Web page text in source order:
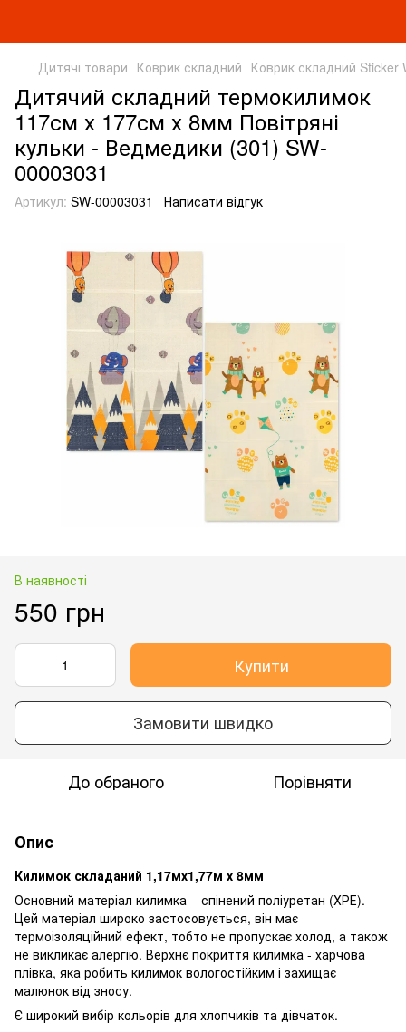
Дитячі товари Коврик складний Коврик складний Sticker
Дитячий складний термокилимок
117см х 177см х 8мм Повітряні
кульки - Ведмедики (301) SW-
00003031
Артикул: SW-00003031 Написати відгук
В наявності
550 грн
Купити
Замовити швидко
До обраного Порівняти
Опис
Килимок складаний 1,17мх1,77м х 8мм
Основний матеріал килимка – спінений поліуретан (ХРЕ).
Цей матеріал широко застосовується, він має
термоізоляційний ефект, тобто не пропускає холод, а також
не викликає алергію. Верхнє покриття килимка - харчова
плівка, яка робить килимок вологостійким і захищає
малюнок від зносу.
Є широкий вибір кольорів для хлопчиків та дівчаток.